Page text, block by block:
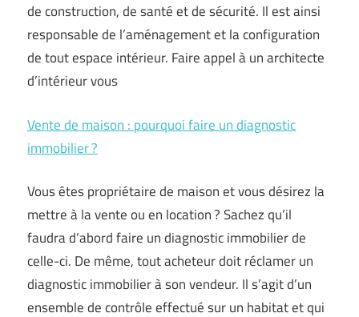
de construction, de santé et de sécurité. Il est ainsi
responsable de l’aménagement et la configuration
de tout espace intérieur. Faire appel à un architecte
d’intérieur vous
Vente de maison : pourquoi faire un diagnostic
immobilier ?
Vous êtes propriétaire de maison et vous désirez la
mettre à la vente ou en location ? Sachez qu’il
faudra d’abord faire un diagnostic immobilier de
celle-ci. De même, tout acheteur doit réclamer un
diagnostic immobilier à son vendeur. Il s’agit d’un
ensemble de contrôle effectué sur un habitat et qui